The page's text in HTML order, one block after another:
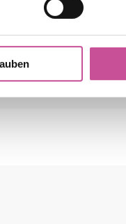
und können
ergeben
sich vor dem
bzw.